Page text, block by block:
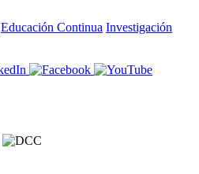
Educación Continua Investigación